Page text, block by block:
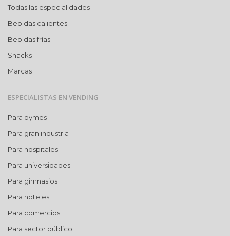
Todas las especialidades
Bebidas calientes
Bebidas frías
Snacks
Marcas
ESPECIALISTAS EN VENDING
Para pymes
Para gran industria
Para hospitales
Para universidades
Para gimnasios
Para hoteles
Para comercios
Para sector público